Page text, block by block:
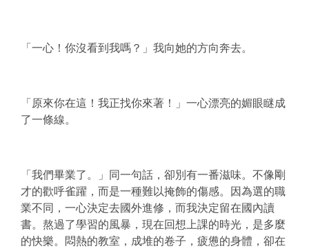
「一心！你沒看到我嗎？」我向她的方向奔去。
「原來你在這！我正找你來著！」一心漂亮的媚眼瞇成
了一條線。
「我們畢業了。」同一句話，卻別有一番滋味。不像剛
才的歡呼雀躍，而是一種難以掩飾的傷感。因為選的職
業不同，一心決定去國外進修，而我決定留在國內讀
書。熬過了學習的風暴，現在回想上課的時光，是多麼
的快樂。悶熱的教室，成堆的卷子，疲憊的身體，卻在